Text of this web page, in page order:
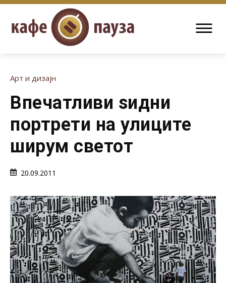
Арт и дизајн
Впечатливи ѕидни
портрети на улиците
ширум светот
20.09.2011